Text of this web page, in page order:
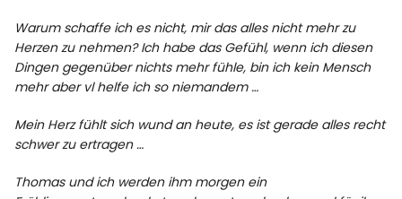
Warum schaffe ich es nicht, mir das alles nicht mehr zu
Herzen zu nehmen? Ich habe das Gefühl, wenn ich diesen
Dingen gegenüber nichts mehr fühle, bin ich kein Mensch
mehr aber vl helfe ich so niemandem …
Mein Herz fühlt sich wund an heute, es ist gerade alles recht
schwer zu ertragen …
Thomas und ich werden ihm morgen ein